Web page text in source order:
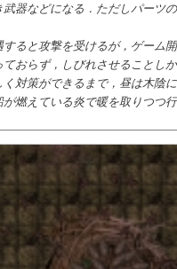
武器などになる．ただしパーツ
すると攻撃を受けるが，ゲーム
ておらず，しびれさせることし
く対策ができるまで，昼は木陰
が燃えている炎で暖を取りつつ